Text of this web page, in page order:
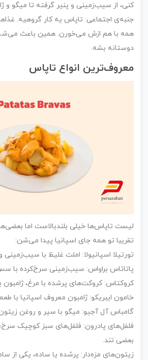
کنی، از سیب‌زمینی و پنیر گرفته تا میگو و
جنبه‌ی اجتماعی: تاپاس یه کار گروهیه.
همه با هم ازش می‌خورن. همین باعث
دوستانه بشه.
معروف‌ترین انواع تاپاس
لیست تاپاس‌ها خیلی بلندبالاست اما
تقریبا تو همه جای اسپانیا پیدا می‌شن:
تورتیلا اسپانیولا: املت غلیظ با سیب‌زمینی
پاتاتاس براواس: سیب‌زمینی سرخ‌کرده با
کروکتاس: کروکت‌های پرشده با مرغ، ژامبون
خامون ایبریکو: ژامبون معروف اسپانیا با
گامباس آل آجیو: میگو با سیر و روغن
فلفل‌های پادرون: فلفل‌های سبز کوچیک
بعضی تند.
زیتون‌های مزه‌دار: پرشده یا ساده، یکی از